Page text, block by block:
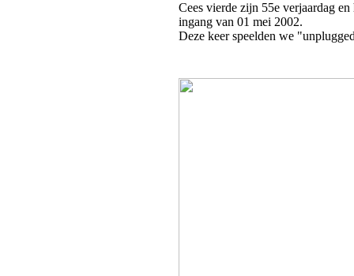
Cees vierde zijn 55e verjaardag
ingang van 01 mei 2002.
Deze keer speelden we